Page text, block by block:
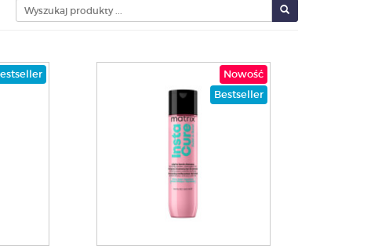
Nowość
Bestseller